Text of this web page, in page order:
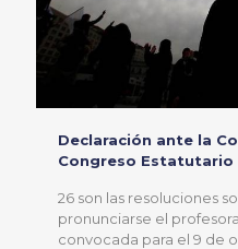
Declaración ante la
Congreso Estatutario
26 son las resoluciones
pronunciarse el
convocada para el 9 de